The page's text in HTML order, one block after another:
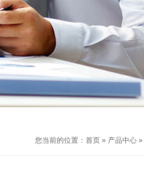
您当前的位置： 首页 » 产品中心 »